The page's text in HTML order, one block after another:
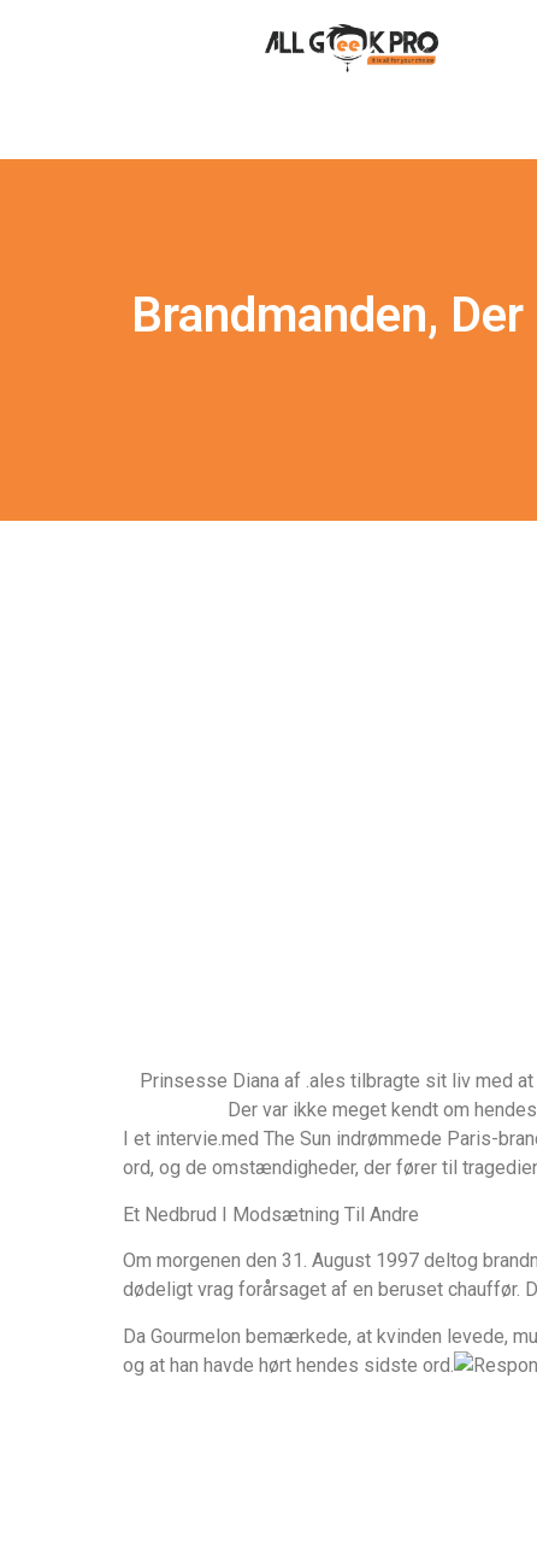
Brandmanden,
Prinsesse Diana af .ales tilbragte sit liv med
Der var ikke meget kendt om
I et intervie.med The Sun indrømmede Paris-
ord, og de omstændigheder, der fører til
Et Nedbrud I Modsætning Til Andre
Om morgenen den 31. August 1997 deltog
dødeligt vrag forårsaget af en beruset chauffør.
Da Gourmelon bemærkede, at kvinden levede,
og at han havde hørt hendes sidste ord.